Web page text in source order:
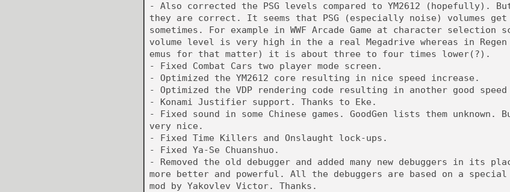
- Also corrected the PSG levels compared to YM2612 (hopefully).
they are correct. It seems that PSG (especially noise) volumes
sometimes. For example in WWF Arcade Game at character selection
volume level is very high in the a real Megadrive whereas in
emus for that matter) it is about three to four times lower(?).
- Fixed Combat Cars two player mode screen.
- Optimized the YM2612 core resulting in nice speed increase.
- Optimized the VDP rendering code resulting in another good
- Konami Justifier support. Thanks to Eke.
- Fixed sound in some Chinese games. GoodGen lists them unknown.
very nice.
- Fixed Time Killers and Onslaught lock-ups.
- Fixed Ya-Se Chuanshuo.
- Removed the old debugger and added many new debuggers in its
more better and powerful. All the debuggers are based on a special
mod by Yakovlev Victor. Thanks.